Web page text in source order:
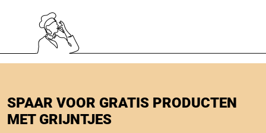
SPAAR VOOR GRATIS PRODUCTEN
MET GRIJNTJES